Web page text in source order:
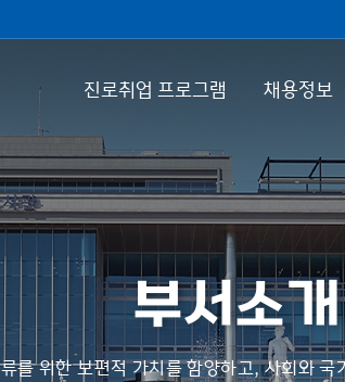
진로취업 프로그램 채용정보
부서소
를 위한 보편적 가치를 함양하고, 사회와 국